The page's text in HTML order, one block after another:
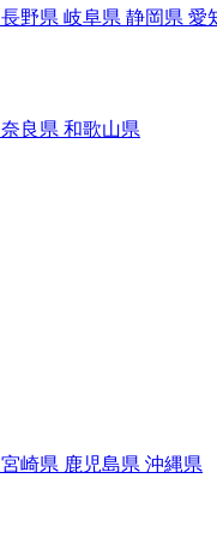
長野県 岐阜県 静岡県 愛
奈良県 和歌山県
宮崎県 鹿児島県 沖縄県